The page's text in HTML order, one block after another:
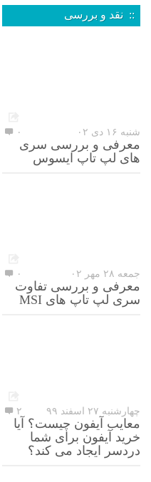
:: نقد و بررسی
شنبه ۱۶ دی ۰۲ ۰
معرفی و بررسی سری
های لپ تاپ ایسوس
جمعه ۲۸ مهر ۰۲ ۰
معرفی و بررسی تفاوت
سری لپ تاپ های MSI
چهارشنبه ۲۷ اسفند ۹۹ ۲
معایب آیفون چیست؟ آیا
خرید آیفون برای شما
دردسر ایجاد می کند؟